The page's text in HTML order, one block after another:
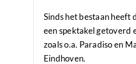
Sinds het bestaan heeft
een spektakel getoverd
zoals o.a. Paradiso en
Eindhoven.